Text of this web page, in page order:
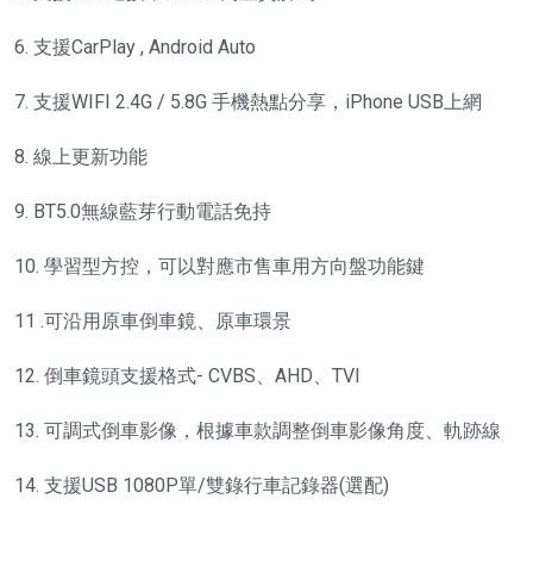
6. 支援CarPlay , Android Auto
7. 支援WIFI 2.4G / 5.8G 手機熱點分享，iPhone USB上網
8. 線上更新功能
9. BT5.0無線藍芽行動電話免持
10. 學習型方控，可以對應市售車用方向盤功能鍵
11 .可沿用原車倒車鏡、原車環景
12. 倒車鏡頭支援格式- CVBS、AHD、TVI
13. 可調式倒車影像，根據車款調整倒車影像角度、軌跡線
14. 支援USB 1080P單/雙錄行車記錄器(選配)